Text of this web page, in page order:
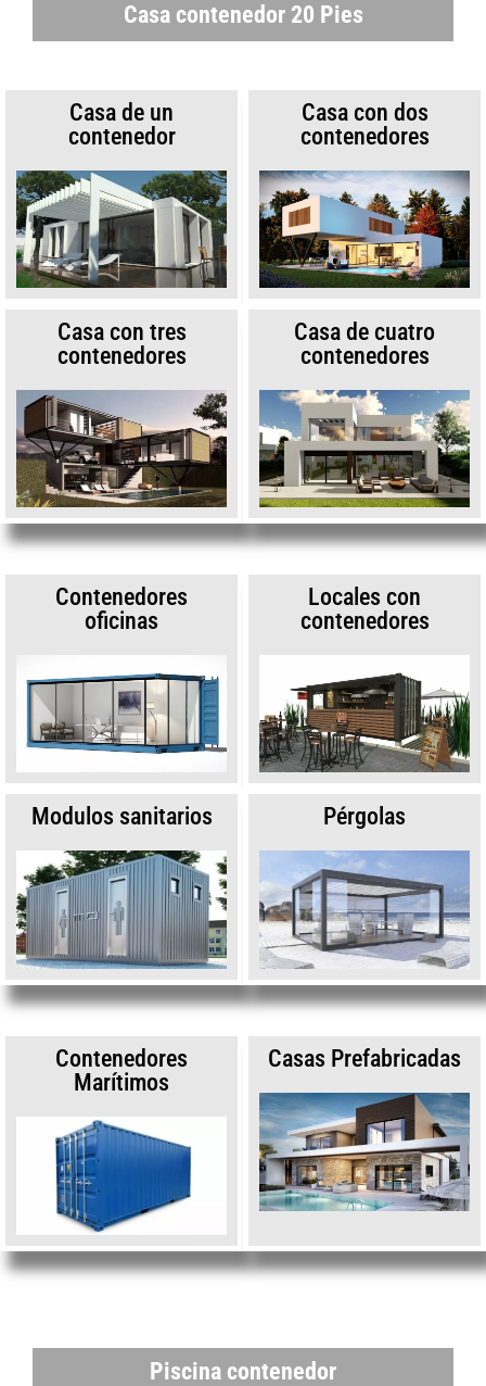
Casa contenedor 20 Pies
Casa de un
contenedor
Casa con dos
contenedores
Casa con tres
contenedores
Casa de cuatro
contenedores
Contenedores
oficinas
Locales con
contenedores
Modulos sanitarios Pérgolas
Contenedores
Marítimos
Casas Prefabricadas
Piscina contenedor